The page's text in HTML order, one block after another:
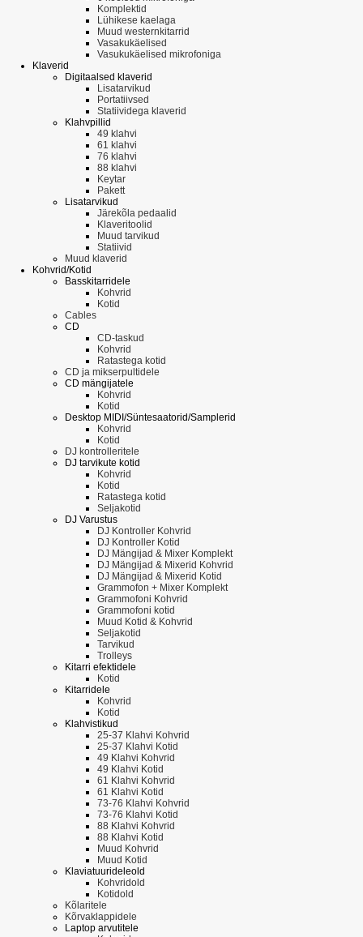
Komplektid
Lühikese kaelaga
Muud westernkitarrid
Vasakukäelised
Vasukukäelised mikrofoniga
Klaverid
Digitaalsed klaverid
Lisatarvikud
Portatiivsed
Statiividega klaverid
Klahvpillid
49 klahvi
61 klahvi
76 klahvi
88 klahvi
Keytar
Pakett
Lisatarvikud
Järekõla pedaalid
Klaveritoolid
Muud tarvikud
Statiivid
Muud klaverid
Kohvrid/Kotid
Basskitarridele
Kohvrid
Kotid
Cables
CD
CD-taskud
Kohvrid
Ratastega kotid
CD ja mikserpultidele
CD mängijatele
Kohvrid
Kotid
Desktop MIDI/Süntesaatorid/Samplerid
Kohvrid
Kotid
DJ kontrolleritele
DJ tarvikute kotid
Kohvrid
Kotid
Ratastega kotid
Seljakotid
DJ Varustus
DJ Kontroller Kohvrid
DJ Kontroller Kotid
DJ Mängijad & Mixer Komplekt
DJ Mängijad & Mixerid Kohvrid
DJ Mängijad & Mixerid Kotid
Grammofon + Mixer Komplekt
Grammofoni Kohvrid
Grammofoni kotid
Muud Kotid & Kohvrid
Seljakotid
Tarvikud
Trolleys
Kitarri efektidele
Kotid
Kitarridele
Kohvrid
Kotid
Klahvistikud
25-37 Klahvi Kohvrid
25-37 Klahvi Kotid
49 Klahvi Kohvrid
49 Klahvi Kotid
61 Klahvi Kohvrid
61 Klahvi Kotid
73-76 Klahvi Kohvrid
73-76 Klahvi Kotid
88 Klahvi Kohvrid
88 Klahvi Kotid
Muud Kohvrid
Muud Kotid
Klaviatuurideleold
Kohvridold
Kotidold
Kõlaritele
Kõrvaklappidele
Laptop arvutitele